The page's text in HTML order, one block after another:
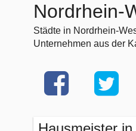
Nordrhein-
Städte in Nordrhein-
Unternehmen aus der